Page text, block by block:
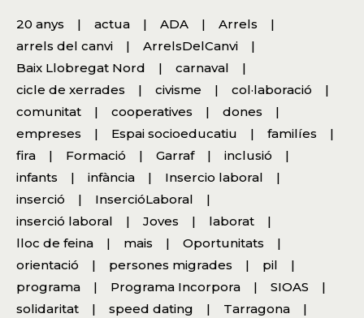
20 anys actua ADA
Arrels
arrels del canvi
ArrelsDelCanvi
Baix Llobregat Nord
carnaval
cicle de xerrades
civisme
col·laboració
comunitat
cooperatives
dones
empreses
Espai socioeducatiu
familíes
fira
Formació Garraf
inclusió
infants
infància
Insercio laboral
inserció
InsercióLaboral
inserció laboral
Joves
laborat
lloc de feina
mais
Oportunitats
orientació
persones migrades
pil
programa
Programa Incorpora
SIOAS
solidaritat
speed dating
Tarragona